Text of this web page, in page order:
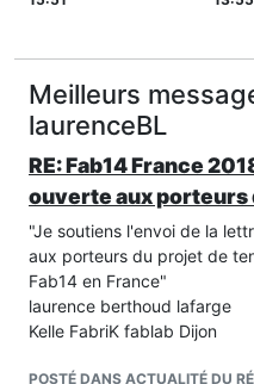
Meilleurs
laurenceBL
RE: Fab14 France
ouverte aux porteurs
"Je soutiens l'envoi de la
aux porteurs du projet de
Fab14 en France"
laurence berthoud lafarge
Kelle FabriK fablab Dijon
POSTÉ DANS ACTUALITÉ DU